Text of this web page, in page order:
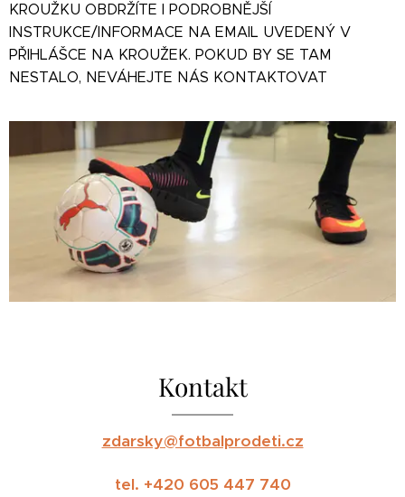
KROUŽKU OBDRŽÍTE I PODROBNĚJŠÍ
INSTRUKCE/INFORMACE NA EMAIL UVEDENÝ V
PŘIHLÁŠCE NA KROUŽEK. POKUD BY SE TAM
NESTALO, NEVÁHEJTE NÁS KONTAKTOVAT
Kontakt
zdarsky@fotbalprodeti.cz
tel. +420 605 447 740